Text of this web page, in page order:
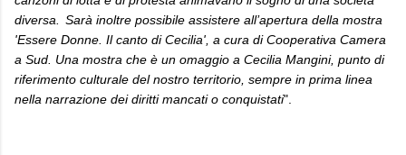
diversa.
Sarà inoltre possibile assistere all’apertura della mostra
'Essere Donne. Il canto di Cecilia', a cura di Cooperativa Camera
a Sud. Una mostra che è un omaggio a Cecilia Mangini, punto di
riferimento culturale del nostro territorio, sempre in prima linea
nella narrazione dei diritti mancati o conquistati".